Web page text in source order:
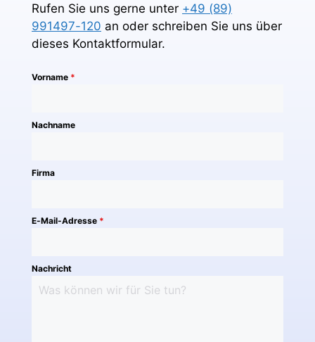
Rufen Sie uns gerne unter +49 (89)
991497-120 an oder schreiben Sie uns über
dieses Kontaktformular.
Vorname *
Nachname
Firma
E-Mail-Adresse *
Nachricht